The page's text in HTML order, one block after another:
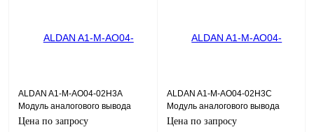
ALDAN A1-M-AO04-02H3A
Модуль аналогового вывода
AO04DH 4хAO HART, 0,1%,
Цена по запросу
ALDAN A1-M-AO04-02H3C
Модуль аналогового вывода
AO04DH 4хAO HART, 0,2%,
Цена по запросу